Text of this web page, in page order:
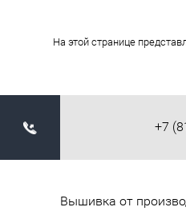
На этой странице
+7
Вышивка от